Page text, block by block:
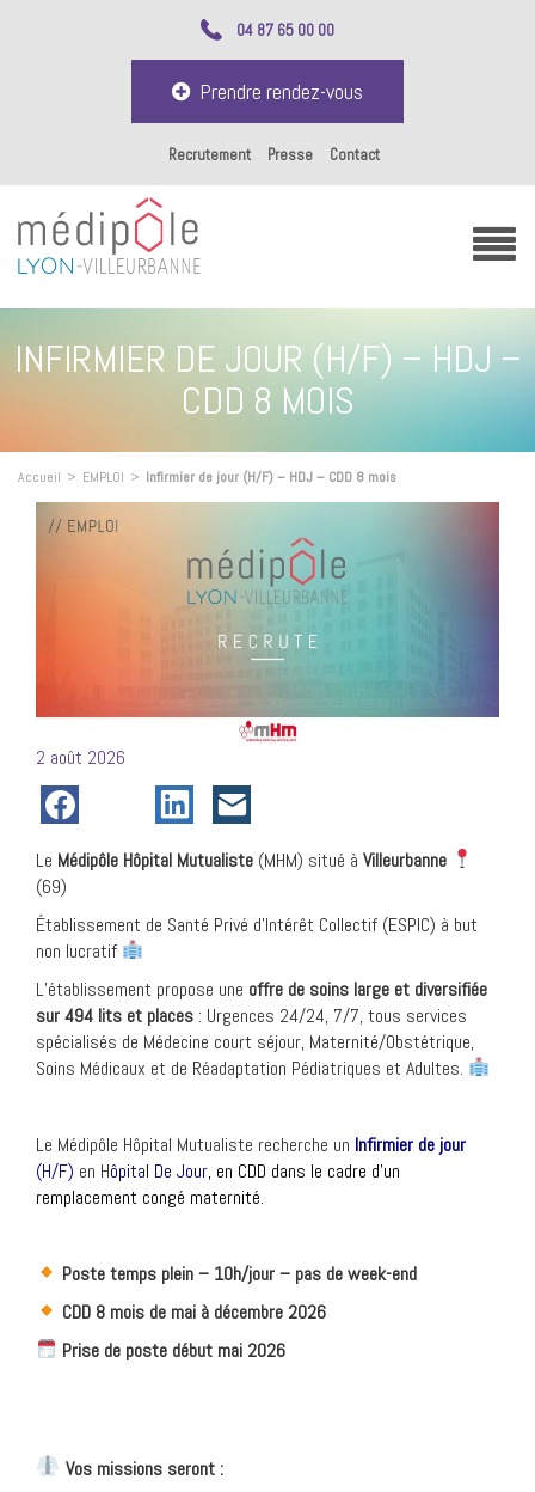
04 87 65 00 00
Prendre rendez-vous
Recrutement Presse Contact
INFIRMIER DE JOUR (H/F) – HDJ –
CDD 8 MOIS
Accueil > EMPLOI > Infirmier de jour (H/F) – HDJ – CDD 8 mois
Posté
le
2 août 2026
Le Médipôle Hôpital Mutualiste (MHM) situé à Villeurbanne
(69)
Établissement de Santé Privé d’Intérêt Collectif (ESPIC) à but
non lucratif
L’établissement propose une offre de soins large et diversifiée
sur 494 lits et places : Urgences 24/24, 7/7, tous services
spécialisés de Médecine court séjour, Maternité/Obstétrique,
Soins Médicaux et de Réadaptation Pédiatriques et Adultes.
Le Médipôle Hôpital Mutualiste recherche un Infirmier de jour
(H/F) en Hôpital De Jour, en CDD dans le cadre d’un
remplacement congé maternité.
Poste temps plein – 10h/jour – pas de week-end
CDD 8 mois de mai à décembre 2026
Prise de poste début mai 2026
Vos missions seront :